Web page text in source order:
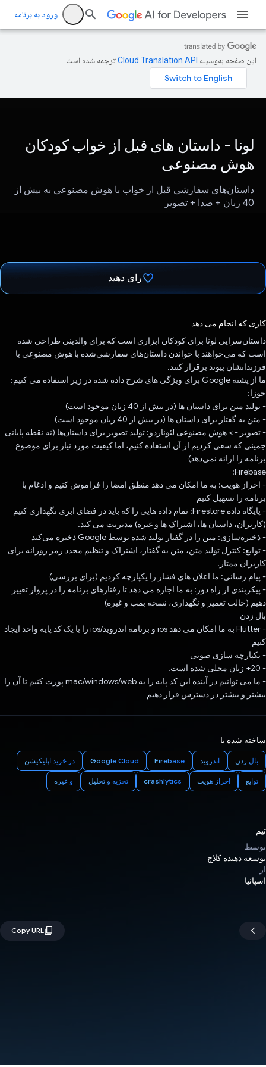
ورود به برنامه
این صفحه به‌وسیله ترجمه شده است.
لونا - داستان های قبل از خواب کودکان
هوش مصنوعی
داستان‌های سفارشی قبل از خواب با هوش مصنوعی به بیش از
40 زبان + صدا + تصویر
رای دهید
کاری که انجام می دهد
داستان‌سرایی لونا برای کودکان ابزاری است که برای والدینی طراحی شده
است که می‌خواهند با خواندن داستان‌های سفارشی‌شده با هوش مصنوعی با
فرزندانشان پیوند برقرار کنند.
ما از پشته Google برای ویژگی های شرح داده شده در زیر استفاده می کنیم:
جوزا:
- تولید متن برای داستان ها (در بیش از 40 زبان موجود است)
- متن به گفتار برای داستان ها (در بیش از 40 زبان موجود است)
- تصویر - > هوش مصنوعی لئوناردو: تولید تصویر برای داستان‌ها (نه نقطه پایانی
جمینی که سعی کردیم از آن استفاده کنیم، اما کیفیت مورد نیاز برای موضوع
برنامه را ارائه نمی‌دهد)
Firebase:
- احراز هویت: به ما امکان می دهد منطق امضا را فراموش کنیم و ادغام با
برنامه را تسهیل کنیم
- پایگاه داده Firestore: تمام داده هایی را که باید در فضای ابری نگهداری کنیم
(کاربران، داستان ها، اشتراک ها و غیره) مدیریت می کند.
- ذخیره‌سازی: متن را در گفتار تولید شده توسط Google ذخیره می‌کند
- توابع: کنترل تولید متن، متن به گفتار، اشتراک و تنظیم مجدد رمز روزانه برای
کاربران ممتاز.
- پیام رسانی: ما اعلان های فشار را یکپارچه کردیم (برای بررسی)
- پیکربندی از راه دور: به ما اجازه می دهد تا رفتارهای برنامه را در پرواز تغییر
دهیم (حالت تعمیر و نگهداری، نسخه بمب و غیره)
بال زدن
- Flutter به ما امکان می دهد ios و برنامه اندروید/ios را با یک کد پایه واحد ایجاد
کنیم
- یکپارچه سازی صوتی
- 20+ زبان محلی شده است.
- ما می توانیم در آینده این کد پایه را به mac/windows/web پورت کنیم تا آن را
بیشتر و بیشتر در دسترس قرار دهیم
ساخته شده با
بال زدن اندروید Firebase
Google Cloud در خرید اپلیکیشن
توابع احراز هویت crashlytics تجزیه و تحلیل و غیره
تیم
توسط
توسعه دهنده کلاچ
از
اسپانیا